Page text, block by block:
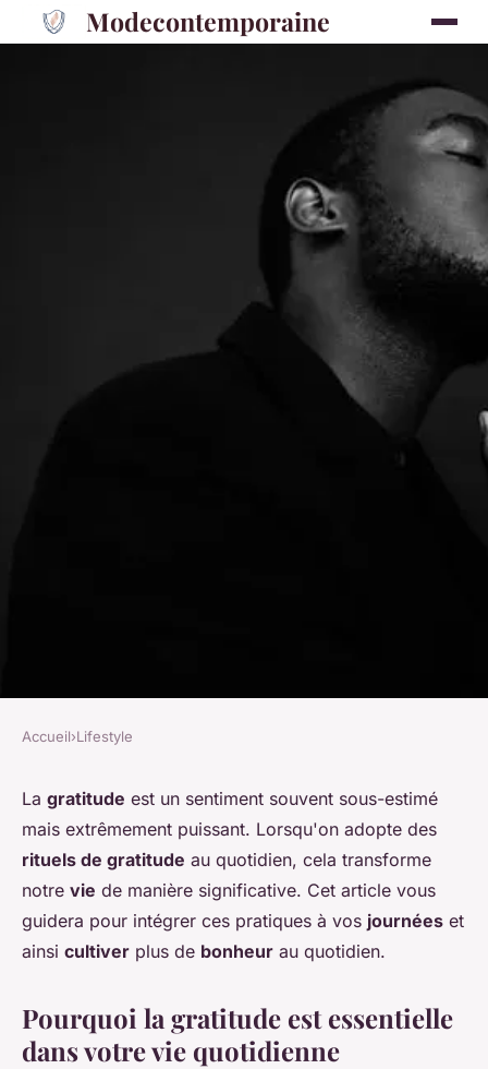
Modecontemporaine
LIFESTYLE
Comment intégrer des rituels
de gratitude dans sa routine
quotidienne pour plus de
bonheur?
Victor •25 juin 2024•6 min de lecture
Accueil›Lifestyle
La gratitude est un sentiment souvent sous-estimé
mais extrêmement puissant. Lorsqu'on adopte des
rituels de gratitude au quotidien, cela transforme
notre vie de manière significative. Cet article vous
guidera pour intégrer ces pratiques à vos journées et
ainsi cultiver plus de bonheur au quotidien.
Pourquoi la gratitude est essentielle
dans votre vie quotidienne